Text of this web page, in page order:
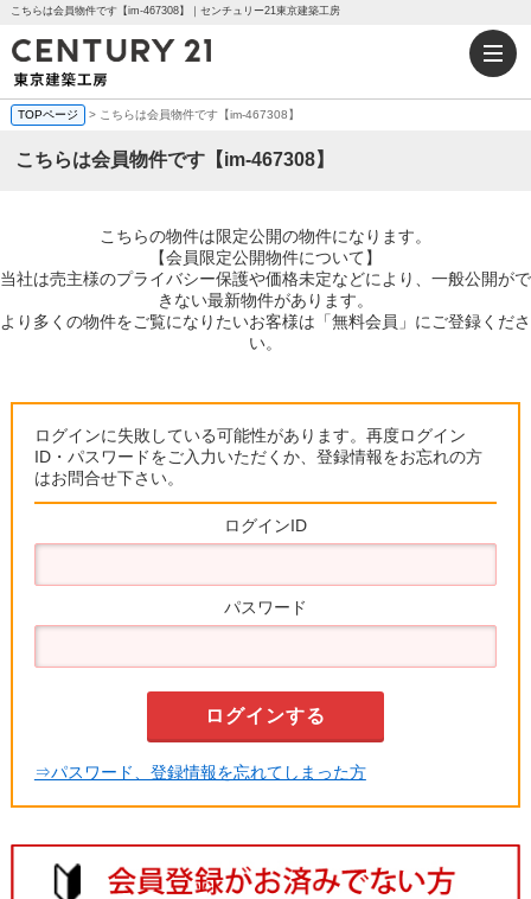
こちらは会員物件です【im-467308】｜センチュリー21東京建築工房
TOPページ > こちらは会員物件です【im-467308】
こちらは会員物件です【im-467308】
こちらの物件は限定公開の物件になります。
【会員限定公開物件について】
当社は売主様のプライバシー保護や価格未定などにより、一般公開がで
きない最新物件があります。
より多くの物件をご覧になりたいお客様は「無料会員」にご登録くださ
い。
ログインに失敗している可能性があります。再度ログイン
ID・パスワードをご入力いただくか、登録情報をお忘れの方
はお問合せ下さい。
ログインID
パスワード
⇒パスワード、登録情報を忘れてしまった方